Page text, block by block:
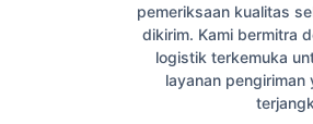
pemeriksaan kualitas
dikirim. Kami bermitra
logistik terkemuka
layanan